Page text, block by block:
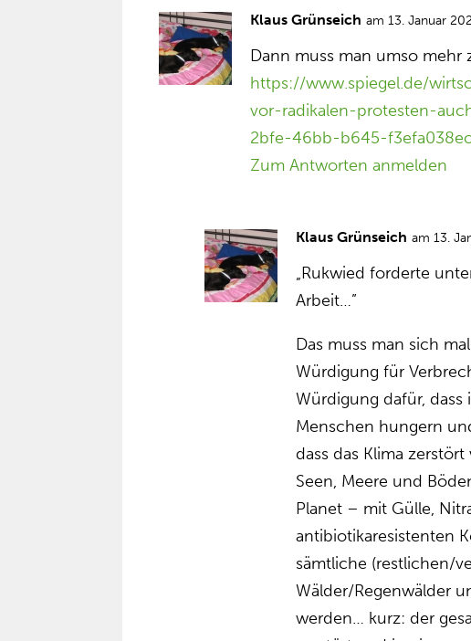
Klaus Grünseich am 13. Januar
Dann muss man umso mehr
https://www.spiegel.de/
vor-radikalen-protesten-
2bfe-46bb-b645-
Zum Antworten anmelden
Klaus Grünseich am 13.
„Rukwied forderte
Arbeit…”
Das muss man sich
Würdigung für
Würdigung dafür,
Menschen hungern
dass das Klima
Seen, Meere und
Planet – mit Gülle,
antibiotikaresistenten
sämtliche (restlichen/
Wälder/Regenwälder
werden… kurz: der